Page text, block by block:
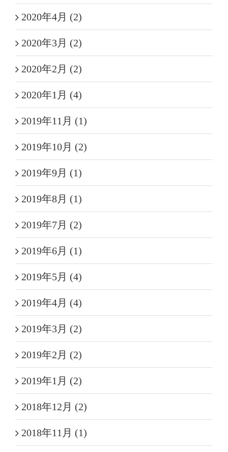
2020年4月 (2)
2020年3月 (2)
2020年2月 (2)
2020年1月 (4)
2019年11月 (1)
2019年10月 (2)
2019年9月 (1)
2019年8月 (1)
2019年7月 (2)
2019年6月 (1)
2019年5月 (4)
2019年4月 (4)
2019年3月 (2)
2019年2月 (2)
2019年1月 (2)
2018年12月 (2)
2018年11月 (1)